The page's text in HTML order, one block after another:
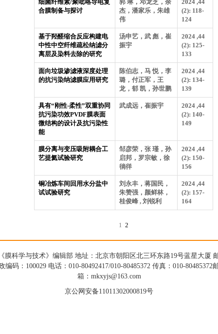
细菌纤维素/聚吡咯导电复
合膜制备与探讨
郭 琳，邓龙芝，余
杰，潘家乐，朱雄
伟
2024 ,44
(2): 118-
124
基于羟醛缩合反应构建电
中性中空纤维疏松纳滤分
离层及染料去除的研究
汤申艺，武 彪，崔
振宇
2024 ,44
(2): 125-
133
面向垃圾渗滤液深度处理
的抗污染纳滤膜应用研究
陈伯志，马 悦，李
璐，付正军，王
龙，郁 凯，孙世鹏
2024 ,44
(2): 134-
139
具有“刚性-柔性”双重协同
抗污染功效PVDF膜表面
微结构的设计及抗污染性
能
武成远，崔振宇
2024 ,44
(2): 140-
149
膜分离与变压吸附耦合工
艺提氦试验研究
邹彦荣，张 瑾，孙
启邦，罗宗敏，徐
徜徉
2024 ,44
(2): 150-
156
铜冶炼车间回用水分盐中
试试验研究
刘永丰，蒋国民，
朱赞强，颜鲜林，
桂俊峰 , 刘锐利
2024 ,44
(2): 157-
164
1 2
膜科学与技术》编辑部 地址：北京市朝阳区北三环东路19号蓝星大厦
编码：100029 电话：010-80492417/010-80485372 传真：010-80485372
箱：mkxyjs@163.com
京公网安备11011302000819号